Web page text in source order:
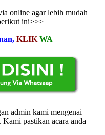
online agar lebih mudah
ini>>>
KLIK WA
admin kami mengenai
Kami pastikan acara anda